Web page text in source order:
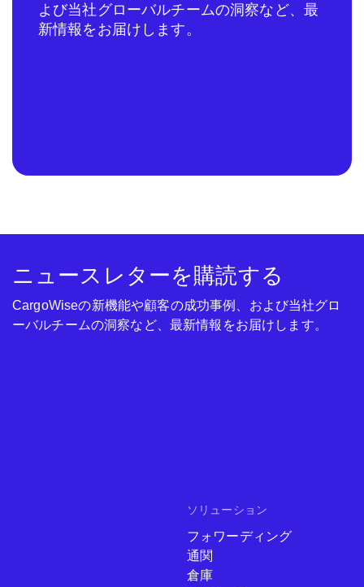
よび当社グローバルチームの洞察など、最
新情報をお届けします。
ソリューション
フォワーディング
通関
倉庫
ニュースレターを購読する
CargoWiseの新機能や顧客の成功事例、および当社グロ
ーバルチームの洞察など、最新情報をお届けします。